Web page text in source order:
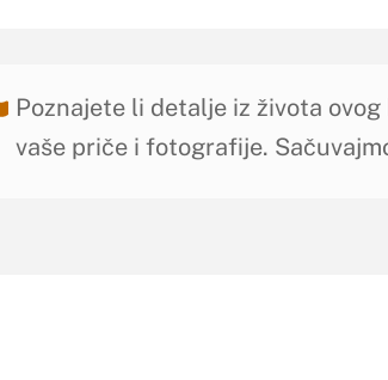
Poznajete li detalje iz života ovog
vaše priče i fotografije.